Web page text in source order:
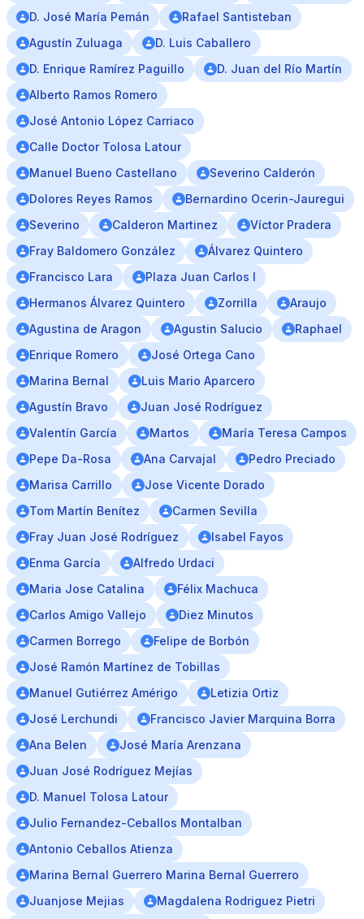
D. José María Pemán
Rafael Santisteban
Agustín Zuluaga
D. Luis Caballero
D. Enrique Ramírez Paguillo
D. Juan del Río Martín
Alberto Ramos Romero
José Antonio López Carriaco
Calle Doctor Tolosa Latour
Manuel Bueno Castellano
Severino Calderón
Dolores Reyes Ramos
Bernardino Ocerin-Jauregui
Severino
Calderon Martinez
Víctor Pradera
Fray Baldomero González
Álvarez Quintero
Francisco Lara
Plaza Juan Carlos I
Hermanos Álvarez Quintero
Zorrilla
Araujo
Agustina de Aragon
Agustin Salucio
Raphael
Enrique Romero
José Ortega Cano
Marina Bernal
Luis Mario Aparcero
Agustín Bravo
Juan José Rodríguez
Valentín García
Martos
María Teresa Campos
Pepe Da-Rosa
Ana Carvajal
Pedro Preciado
Marisa Carrillo
Jose Vicente Dorado
Tom Martín Benítez
Carmen Sevilla
Fray Juan José Rodríguez
Isabel Fayos
Enma García
Alfredo Urdaci
Maria Jose Catalina
Félix Machuca
Carlos Amigo Vallejo
Diez Minutos
Carmen Borrego
Felipe de Borbón
José Ramón Martínez de Tobillas
Manuel Gutiérrez Amérigo
Letizia Ortiz
José Lerchundi
Francisco Javier Marquina Borra
Ana Belen
José María Arenzana
Juan José Rodríguez Mejías
D. Manuel Tolosa Latour
Julio Fernandez-Ceballos Montalban
Antonio Ceballos Atienza
Marina Bernal Guerrero Marina Bernal Guerrero
Juanjose Mejias
Magdalena Rodriguez Pietri